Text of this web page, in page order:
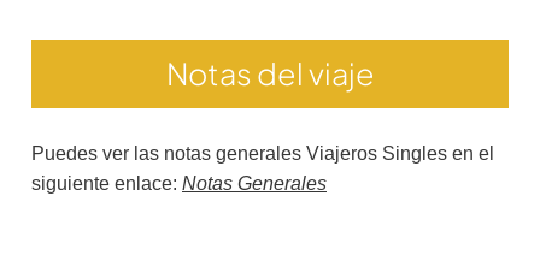
Notas del viaje
Puedes ver las notas generales Viajeros Singles en el
siguiente enlace: Notas Generales